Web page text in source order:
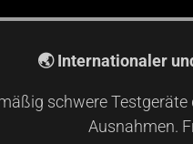
🌏 Internationaler
schwere
Ausnahmen.